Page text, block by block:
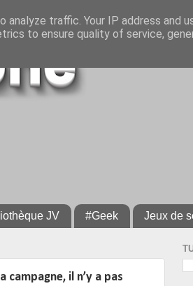
JV #Geek Jeux de
campagne, il n’y a pas
traffic. Your IP address and
to ensure quality of service,